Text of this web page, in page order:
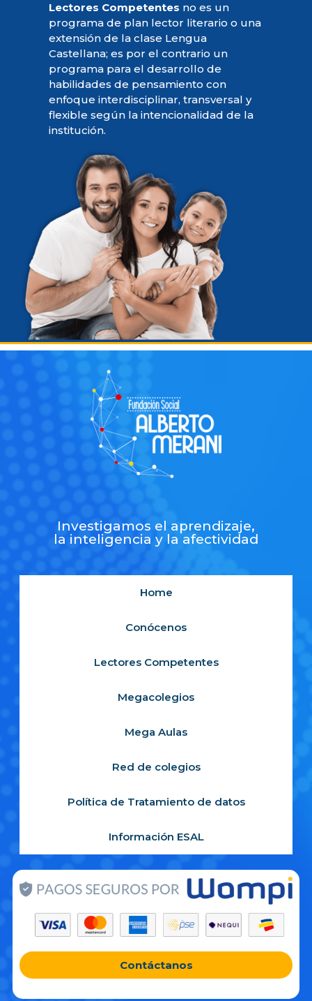
Lectores Competentes no es un
programa de plan lector literario o una
extensión de la clase Lengua
Castellana; es por el contrario un
programa para el desarrollo de
habilidades de pensamiento con
enfoque interdisciplinar, transversal y
flexible según la intencionalidad de la
institución.
Investigamos el aprendizaje,
la inteligencia y la afectividad
Home
Conócenos
Lectores Competentes
Megacolegios
Mega Aulas
Red de colegios
Política de Tratamiento de datos
Información ESAL
Contáctanos